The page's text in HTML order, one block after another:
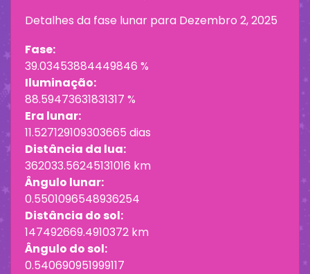
Detalhes da fase lunar para Dezembro 2, 2025
Fase:
39.03453884449846 %
Iluminação:
88.59473631831317 %
Era lunar:
11.527129109303665 dias
Distância da lua:
362033.56245131016 km
Ângulo lunar:
0.5501096548936254
Distância do sol:
147492669.4910372 km
Ângulo do sol:
0.540690951999117